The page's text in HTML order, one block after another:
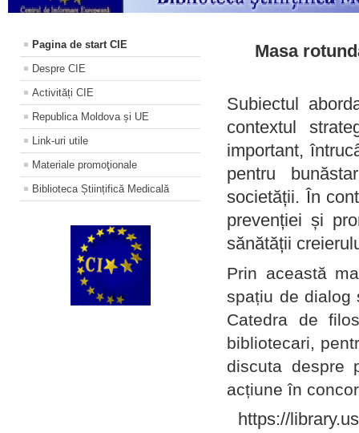
Pagina de start CIE
Despre CIE
Activități CIE
Republica Moldova și UE
Link-uri utile
Materiale promoţionale
Biblioteca Științifică Medicală
Masa
Subiectul
contextul
important,
pentru
societății. În
prevenției și
sănătății
Prin această
spațiu de dialog
Catedra de
bibliotecari,
discuta despre
acțiune în
https://